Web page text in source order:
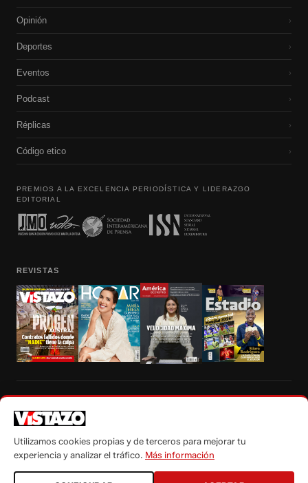
Opinión ›
Deportes ›
Eventos ›
Podcast ›
Réplicas ›
Código etico ›
PREMIOS A LA EXCELENCIA PERIODÍSTICA Y LIDERAZGO
EDITORIAL
REVISTAS
autorización escrita de su titular, de todos los contenidos de Vistazo.com.
Utilizamos cookies propias y de terceros para mejorar tu
experiencia y analizar el tráfico. Más información